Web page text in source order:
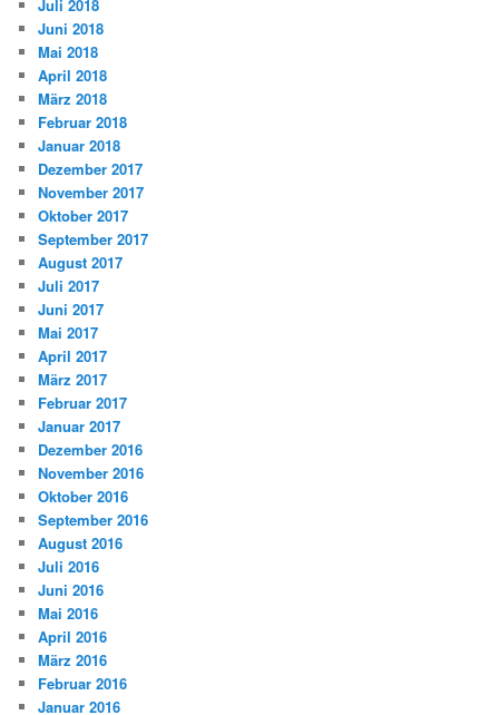
Juli 2018
Juni 2018
Mai 2018
April 2018
März 2018
Februar 2018
Januar 2018
Dezember 2017
November 2017
Oktober 2017
September 2017
August 2017
Juli 2017
Juni 2017
Mai 2017
April 2017
März 2017
Februar 2017
Januar 2017
Dezember 2016
November 2016
Oktober 2016
September 2016
August 2016
Juli 2016
Juni 2016
Mai 2016
April 2016
März 2016
Februar 2016
Januar 2016